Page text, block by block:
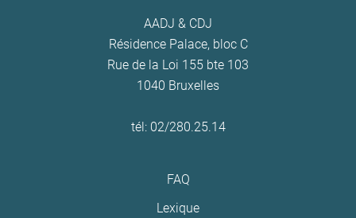
AADJ & CDJ
Résidence Palace, bloc C
Rue de la Loi 155 bte 103
1040 Bruxelles
tél: 02/280.25.14
FAQ
Lexique